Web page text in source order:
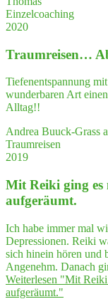
Einzelcoaching
2020
Traum­rei­sen…
Tiefenentspannung
wunderbaren Art
Alltag!!
Andrea Buuck-Grass
Traumreisen
2019
Mit Rei­ki ging es
aufgeräumt.
Ich habe immer mal
Depressionen. Reiki
sich hinein hören und
Angenehm. Danach
Weiterlesen "Mit Rei­ki
aufgeräumt."